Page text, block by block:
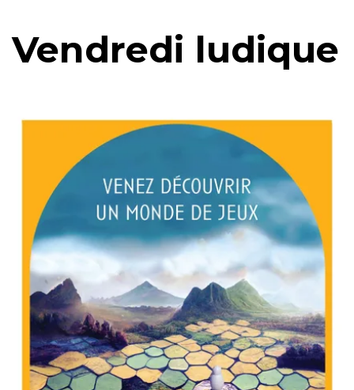
Vendredi ludique